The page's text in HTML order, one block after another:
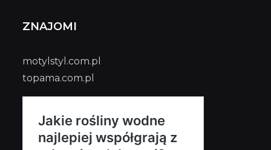
ZNAJOMI
motylstyl.com.pl
topama.com.pl